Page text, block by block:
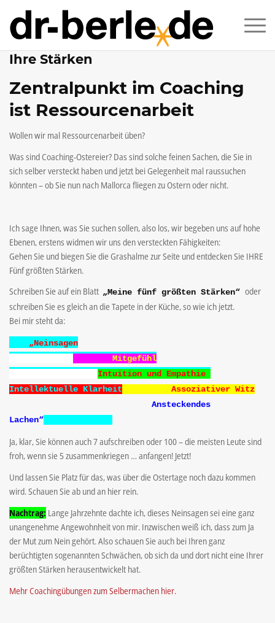
Ihre Stärken
Zentralpunkt im Coaching
ist Ressourcenarbeit
Wollen wir mal Ressourcenarbeit üben?
Was sind Coaching-Ostereier? Das sind solche feinen Sachen, die Sie in
sich selber versteckt haben und jetzt bei Gelegenheit mal raussuchen
könnten – ob Sie nun nach Mallorca fliegen zu Ostern oder nicht.
Ich sage Ihnen, was Sie suchen sollen, also los, wir begeben uns auf hohe
Ebenen, erstens widmen wir uns den versteckten Fähigkeiten:
Gehen Sie und biegen Sie die Grashalme zur Seite und entdecken Sie IHRE
Fünf größten Stärken.
Schreiben Sie auf ein Blatt „Meine fünf größten Stärken“ oder
schreiben Sie es gleich an die Tapete in der Küche, so wie ich jetzt.
Bei mir steht da:
„Neinsagen
Mitgefühl
Intuition und Empathie
Intellektuelle Klarheit Assoziativer Witz
Ansteckendes
Lachen“
Ja, klar, Sie können auch 7 aufschreiben oder 100 – die meisten Leute sind
froh, wenn sie 5 zusammenkriegen … anfangen! Jetzt!
Und lassen Sie Platz für das, was über die Ostertage noch dazu kommen
wird. Schauen Sie ab und an hier rein.
Nachtrag: Lange Jahrzehnte dachte ich, dieses Neinsagen sei eine ganz
unangenehme Angewohnheit von mir. Inzwischen weiß ich, dass zum Ja
der Mut zum Nein gehört. Also schauen Sie auch bei Ihren ganz
berüchtigten sogenannten Schwächen, ob sich da und dort nicht eine Ihrer
größten Stärken herausentwickelt hat.
Mehr Coachingübungen zum Selbermachen hier.